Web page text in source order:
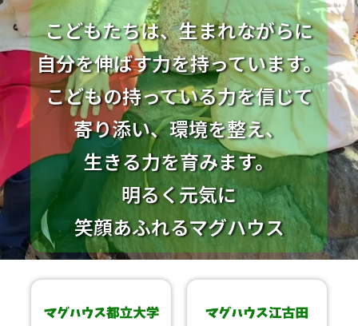
こどもたちは、生まれながらに
自分を伸ばす力を持っています。
こどもの持っている力を信じて
寄り添い、環境を整え、
生きる力を育みます。
明るく元気に
笑顔あふれるマグハウス